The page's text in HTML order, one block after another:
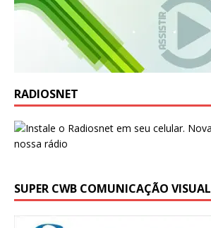
RADIOSNET
SUPER CWB COMUNICAÇÃO VISUAL